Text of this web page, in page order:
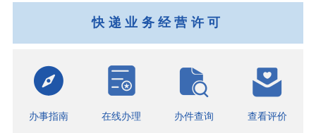
快递业务经营许可
办事指南 在线办理 办件查询 查看评价